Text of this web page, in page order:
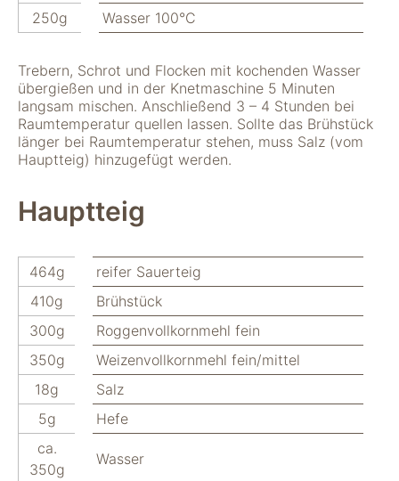
250g
Wasser 100°C
Trebern, Schrot und Flocken mit kochenden Wasser
übergießen und in der Knetmaschine 5 Minuten
langsam mischen. Anschließend 3 – 4 Stunden bei
Raumtemperatur quellen lassen. Sollte das Brühstück
länger bei Raumtemperatur stehen, muss Salz (vom
Hauptteig) hinzugefügt werden.
Hauptteig
464g
reifer Sauerteig
410g
Brühstück
300g
Roggenvollkornmehl fein
350g
Weizenvollkornmehl fein/mittel
18g
Salz
5g
Hefe
ca.
350g
Wasser
zugeschnitten. Wir
verwenden
um
Nutzungsstatistiken
aufzuzeichnen.